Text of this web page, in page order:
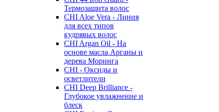
Термозащита волос
CHI Aloe Vera - Линия
для всех типов
кудрявых волос
CHI Argan Oil - На
основе масла Арганы и
дерева Моринга
CHI - Оксиды и
осветлители
CHI Deep Brilliance -
Глубокое увлажнение и
блеск